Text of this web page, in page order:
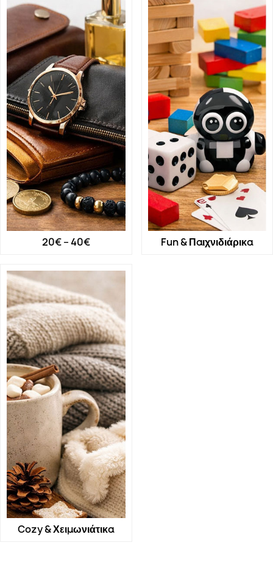
20€ – 40€ Fun & Παιχνιδιάρικα
Cozy & Χειμωνιάτικα